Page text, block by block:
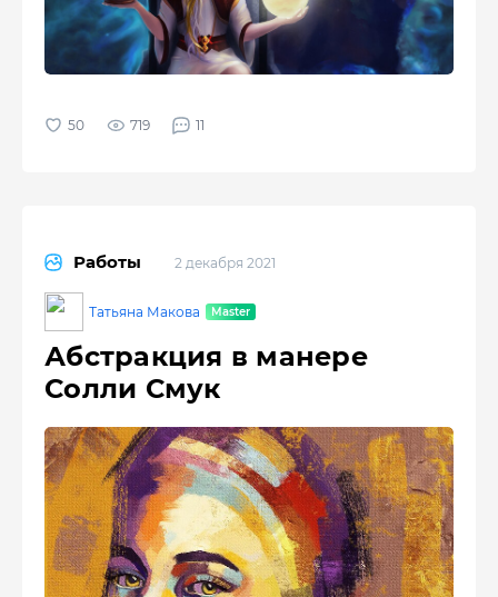
719 11
Работы 2 декабря 2021
Татьяна Макова
Абстракция в манере
Солли Смук